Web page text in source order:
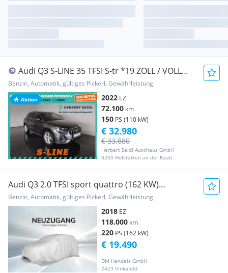
Aktion
Audi Q3 S-LINE 35 TFSI S-tr *19 ZOLL / VOLL
LED / NA...
Benzin, Automatik, gültiges Pickerl, Gewährleistung
2022 EZ
72.100 km
150 PS (110 kW)
Herbert Seidl Autohaus GmbH
8200 Hofstätten an der Raab
€ 33.880
€ 32.980
Audi Q3 2.0 TFSI sport quattro (162 KW)
**LED/Sports...
Benzin, Automatik, gültiges Pickerl, Gewährleistung
2018 EZ
118.000 km
220 PS (162 kW)
DM Handels GmbH
7423 Pinkafeld
€ 19.490